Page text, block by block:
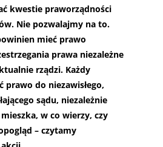
kwestie praworządności
Nie pozwalajmy na to.
mieć prawo
prawa niezależne
rządzi. Każdy
prawo do niezawisłego,
sądu, niezależnie
w co wierzy, czy
– czytamy